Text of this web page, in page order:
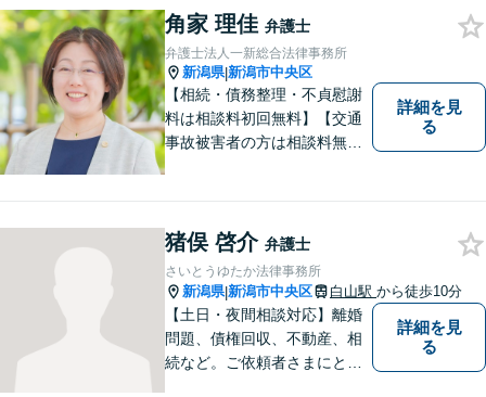
角家 理佳 弁護士
弁護士法人一新総合法律事務所
新潟県|新潟市中央区
【相続・債務整理・不貞慰謝
料は相談料初回無料】【交通
事故被害者の方は相談料無料
るため日々研鑽を積んでいま
詳細を見
る
猪俣 啓介 弁護士
さいとうゆたか法律事務所
新潟県|新潟市中央区 白山駅 から徒歩10分
【土日・夜間相談対応】離婚
問題、債権回収、不動産、相
続など。ご依頼者さまにとっ
詳細を見
る